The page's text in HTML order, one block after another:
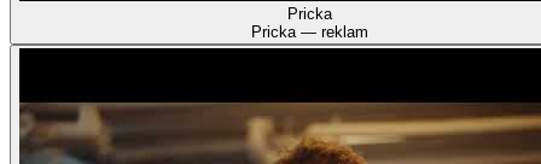
Pricka
Pricka — reklam